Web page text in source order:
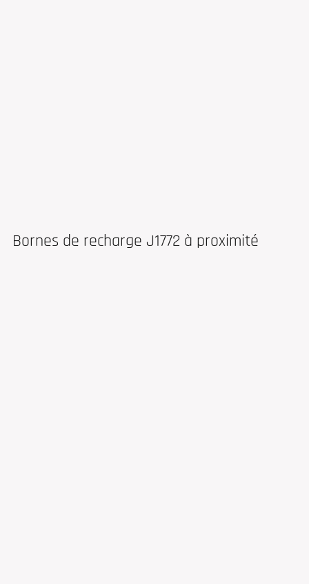
Bornes de recharge J1772 à proximité